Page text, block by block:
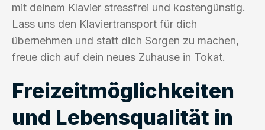
mit deinem Klavier stressfrei und kostengünstig.
Lass uns den Klaviertransport für dich
übernehmen und statt dich Sorgen zu machen,
freue dich auf dein neues Zuhause in Tokat.
Freizeitmöglichkeiten
und Lebensqualität in